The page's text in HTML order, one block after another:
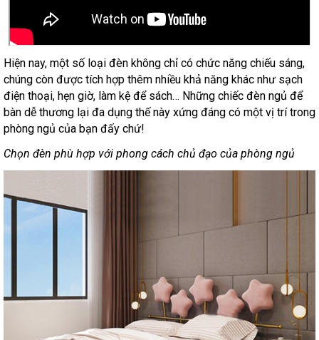
Hiện nay, một số loại đèn không chỉ có chức năng chiếu sáng,
chúng còn được tích hợp thêm nhiều khả năng khác như sạch
điện thoại, hẹn giờ, làm kệ để sách… Những chiếc đèn ngủ để
bàn dễ thương lại đa dụng thế này xứng đáng có một vị trí trong
phòng ngủ của bạn đấy chứ!
Chọn đèn phù hợp với phong cách chủ đạo của phòng ngủ